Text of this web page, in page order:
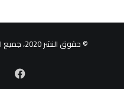
© حقوق النشر 2020، جميع الحقوق محفوظة لموقع محروم